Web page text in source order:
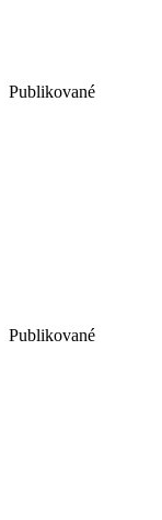
Publikované
Publikované